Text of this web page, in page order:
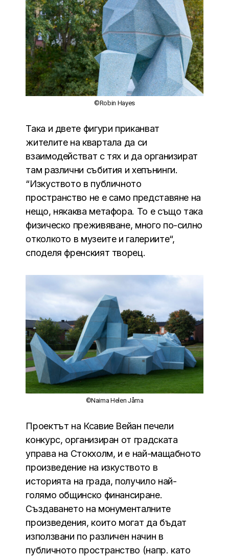
©Robin Hayes
Така и двете фигури приканват
жителите на квартала да си
взаимодействат с тях и да организират
там различни събития и хепънинги.
“Изкуството в публичното
пространство не е само представяне на
нещо, някаква метафора. То е също така
физическо преживяване, много по-силно
отколкото в музеите и галериите“,
споделя френският творец.
©Naima Helen Jåma
Проектът на Ксавие Вейан печели
конкурс, организиран от градската
управа на Стокхолм, и е най-мащабното
произведение на изкуството в
историята на града, получило най-
голямо общинско финансиране.
Създаването на монументалните
произведения, които могат да бъдат
използвани по различен начин в
публичното пространство (напр. като